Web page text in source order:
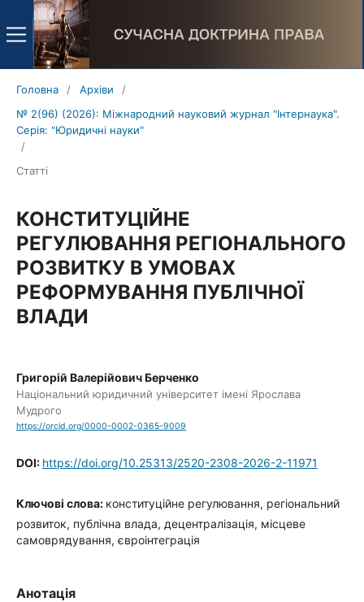
Головна / Архіви
/
№ 2(96) (2026): Міжнародний науковий журнал "Інтернаука".
Серія: "Юридичні науки"
/
Статті
КОНСТИТУЦІЙНЕ
РЕГУЛЮВАННЯ РЕГІОНАЛЬНОГО
РОЗВИТКУ В УМОВАХ
РЕФОРМУВАННЯ ПУБЛІЧНОЇ
ВЛАДИ
Григорій Валерійович Берченко
Національний юридичний університет імені Ярослава
Мудрого
https://orcid.org/0000-0002-0365-9009
DOI: https://doi.org/10.25313/2520-2308-2026-2-11971
Ключові слова: конституційне регулювання, регіональний
розвиток, публічна влада, децентралізація, місцеве
самоврядування, євроінтеграція
Анотація